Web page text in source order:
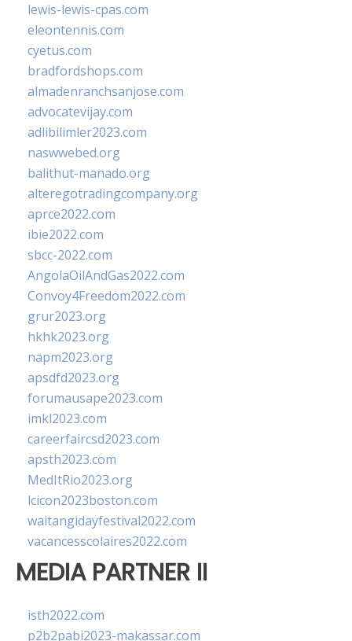
lewis-lewis-cpas.com
eleontennis.com
cyetus.com
bradfordshops.com
almadenranchsanjose.com
advocatevijay.com
adlibilimler2023.com
naswwebed.org
balithut-manado.org
alteregotradingcompany.org
aprce2022.com
ibie2022.com
sbcc-2022.com
AngolaOilAndGas2022.com
Convoy4Freedom2022.com
grur2023.org
hkhk2023.org
napm2023.org
apsdfd2023.org
forumausape2023.com
imkl2023.com
careerfaircsd2023.com
apsth2023.com
MedItRio2023.org
lcicon2023boston.com
waitangidayfestival2022.com
vacancesscolaires2022.com
MEDIA PARTNER II
isth2022.com
p2b2pabi2023-makassar.com